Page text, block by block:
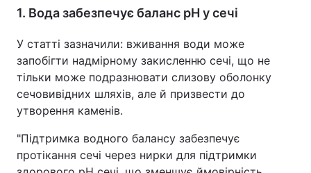
1. Вода забезпечує баланс pH у сечі
У статті зазначили: вживання води може
запобігти надмірному закисленню сечі, що не
тільки може подразнювати слизову оболонку
сечовивідних шляхів, але й призвести до
утворення каменів.
"Підтримка водного балансу забезпечує
протікання сечі через нирки для підтримки